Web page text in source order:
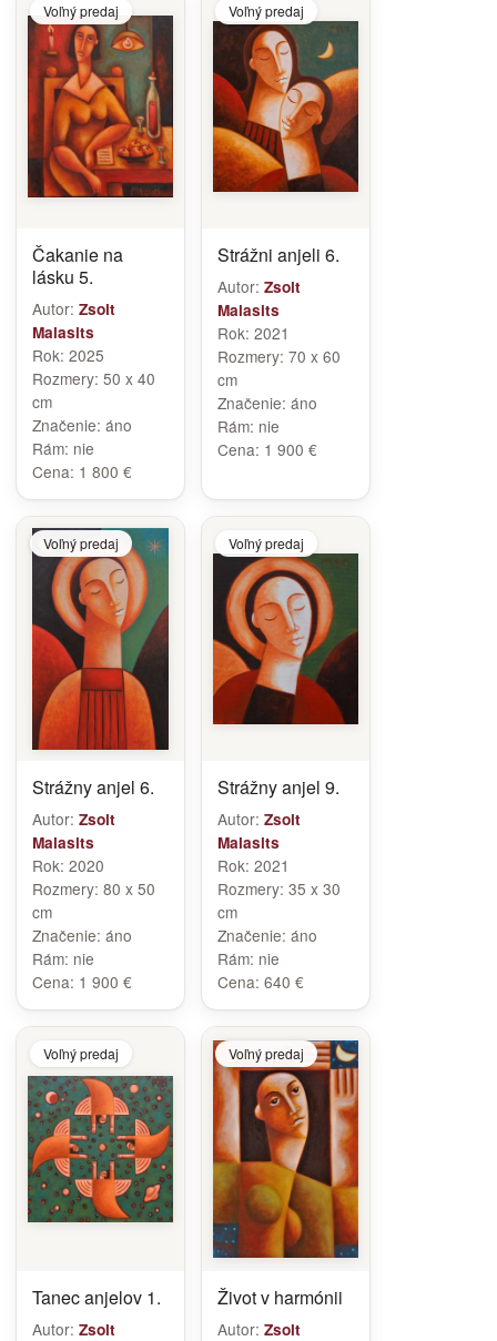
Voľný predaj
Čakanie na
lásku 5.
Autor: Zsolt
Malasits
Rok: 2025
Rozmery: 50 x 40
cm
Značenie: áno
Rám: nie
Cena: 1 800 €
Voľný predaj
Strážni anjeli 6.
Autor: Zsolt
Malasits
Rok: 2021
Rozmery: 70 x 60
cm
Značenie: áno
Rám: nie
Cena: 1 900 €
Voľný predaj
Strážny anjel 6.
Autor: Zsolt
Malasits
Rok: 2020
Rozmery: 80 x 50
cm
Značenie: áno
Rám: nie
Cena: 1 900 €
Voľný predaj
Strážny anjel 9.
Autor: Zsolt
Malasits
Rok: 2021
Rozmery: 35 x 30
cm
Značenie: áno
Rám: nie
Cena: 640 €
Voľný predaj
Tanec anjelov 1.
Autor: Zsolt
Voľný predaj
Život v harmónii
Autor: Zsolt